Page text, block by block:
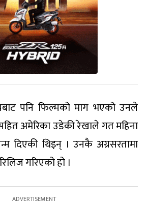
पनि फिल्मको माग भएको उनले
अमेरिका उडेकी रेखाले गत महिना
दिएकी थिइन् । उनकै अग्रसरतामा
गरिएको हो ।